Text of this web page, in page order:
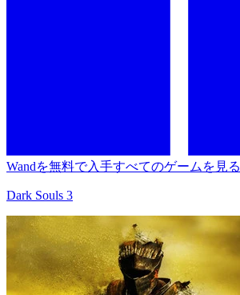
Wandを無料で入手すべてのゲームを見る
Dark Souls 3